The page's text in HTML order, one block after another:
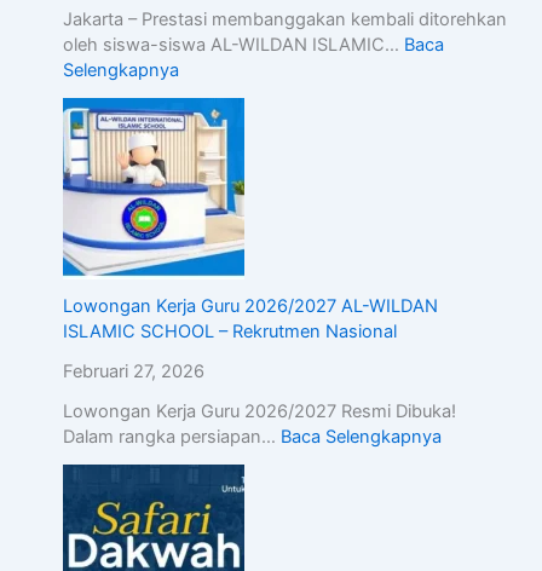
Jakarta – Prestasi membanggakan kembali ditorehkan
oleh siswa-siswa AL-WILDAN ISLAMIC… Baca
Selengkapnya
Lowongan Kerja Guru 2026/2027 AL-WILDAN
ISLAMIC SCHOOL – Rekrutmen Nasional
Februari 27, 2026
Lowongan Kerja Guru 2026/2027 Resmi Dibuka!
Dalam rangka persiapan… Baca Selengkapnya